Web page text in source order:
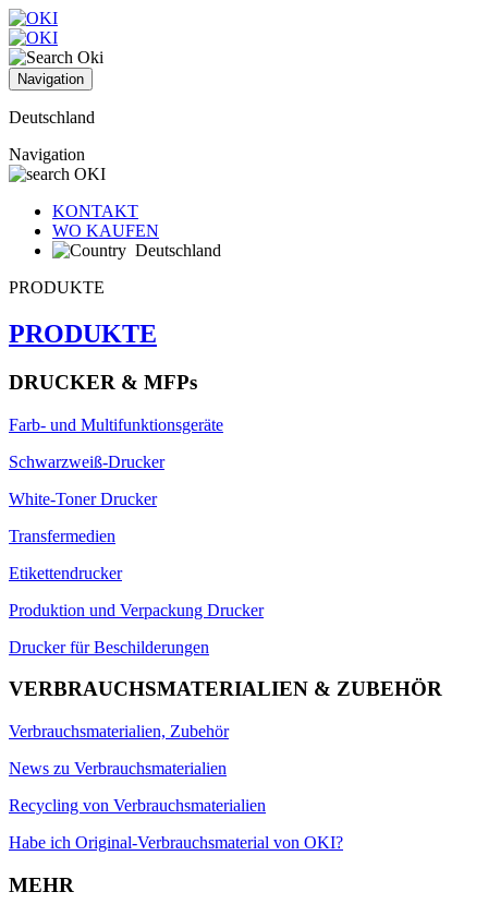
Navigation
Deutschland
Navigation
KONTAKT
WO KAUFEN
Deutschland
PRODUKTE
PRODUKTE
DRUCKER & MFPs
Farb- und Multifunktionsgeräte
Schwarzweiß-Drucker
White-Toner Drucker
Transfermedien
Etikettendrucker
Produktion und Verpackung Drucker
Drucker für Beschilderungen
VERBRAUCHSMATERIALIEN & ZUBEHÖR
Verbrauchsmaterialien, Zubehör
News zu Verbrauchsmaterialien
Recycling von Verbrauchsmaterialien
Habe ich Original-Verbrauchsmaterial von OKI?
MEHR